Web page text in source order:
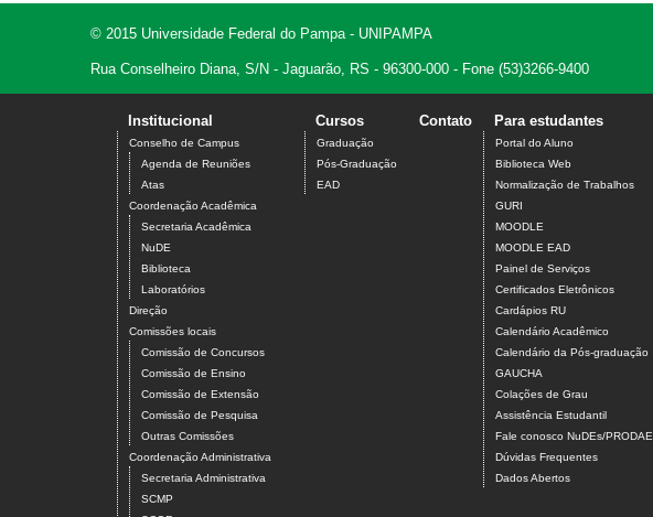
campus jaguarão
© 2015 Universidade Federal do Pampa - UNIPAMPA
Rua Conselheiro Diana, S/N - Jaguarão, RS - 96300-000 - Fone (53)3266-9400
Institucional
Conselho de Campus
Agenda de Reuniões
Atas
Coordenação Acadêmica
Secretaria Acadêmica
NuDE
Biblioteca
Laboratórios
Direção
Comissões locais
Comissão de Concursos
Comissão de Ensino
Comissão de Extensão
Comissão de Pesquisa
Outras Comissões
Coordenação Administrativa
Secretaria Administrativa
SCMP
Cursos
Graduação
Pós-Graduação
EAD
Contato Para estudantes
Portal do Aluno
Biblioteca Web
Normalização de Trabalhos
GURI
MOODLE
MOODLE EAD
Painel de Serviços
Certificados Eletrônicos
Cardápios RU
Calendário Acadêmico
Calendário da Pós-graduação
GAUCHA
Colações de Grau
Assistência Estudantil
Fale conosco NuDEs/PRODAE
Dúvidas Frequentes
Dados Abertos